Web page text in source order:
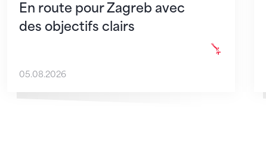
En route pour Zagreb avec
des objectifs clairs
05.08.2026